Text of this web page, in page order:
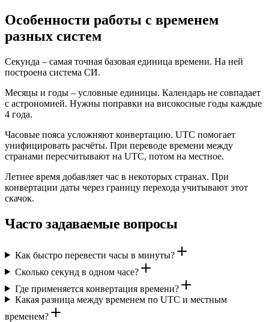
Особенности работы с временем
разных систем
Секунда – самая точная базовая единица времени. На ней
построена система СИ.
Месяцы и годы – условные единицы. Календарь не совпадает
с астрономией. Нужны поправки на високосные годы каждые
4 года.
Часовые пояса усложняют конвертацию. UTC помогает
унифицировать расчёты. При переводе времени между
странами пересчитывают на UTC, потом на местное.
Летнее время добавляет час в некоторых странах. При
конвертации даты через границу перехода учитывают этот
скачок.
Часто задаваемые вопросы
Как быстро перевести часы в минуты?
Сколько секунд в одном часе?
Где применяется конвертация времени?
Какая разница между временем по UTC и местным
временем?